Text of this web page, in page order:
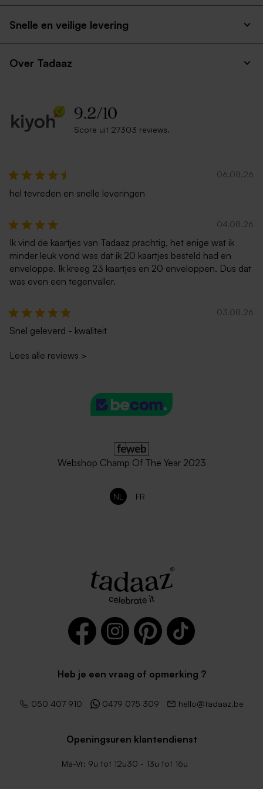
met puntklep
Lange zachtroze envelop
Donkerblauwe envelop lang Lange eucalyptus envelop
Lange roestbruine envelop
Snelle en veilige levering
Over Tadaaz
9.2/10
Score uit 27303 reviews.
06.08.26
hel tevreden en snelle leveringen
04.08.26
Ik vind de kaartjes van Tadaaz prachtig, het enige wat ik
minder leuk vond was dat ik 20 kaartjes besteld had en
enveloppe. Ik kreeg 23 kaartjes en 20 enveloppen. Dus dat
was even een tegenvaller.
03.08.26
Snel geleverd - kwaliteit
Lees alle reviews >
Webshop Champ Of The Year 2023
NL FR
Heb je een vraag of opmerking ?
050 407 910 0479 075 309 hello@tadaaz.be
Openingsuren klantendienst
Ma-Vr: 9u tot 12u30 - 13u tot 16u